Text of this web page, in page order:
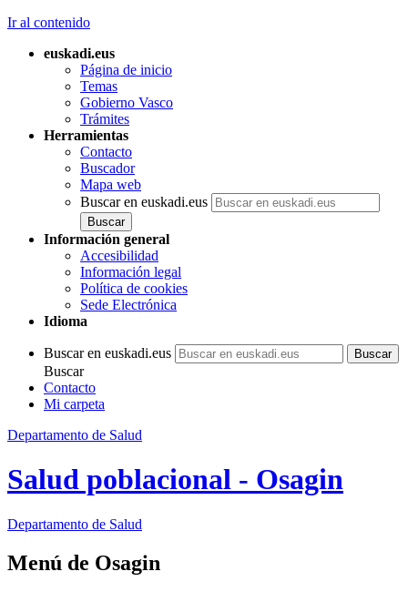
Ir al contenido
euskadi.eus
Página de inicio
Temas
Gobierno Vasco
Trámites
Herramientas
Contacto
Buscador
Mapa web
Buscar en euskadi.eus
Información general
Accesibilidad
Información legal
Política de cookies
Sede Electrónica
Idioma
Buscar en euskadi.eus
Buscar
Contacto
Mi carpeta
Departamento de Salud
Salud poblacional - Osagin
Departamento de Salud
Menú de Osagin